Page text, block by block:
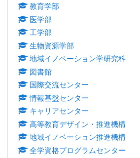
教育学部
医学部
工学部
生物資源学部
地域イノベーション学研究科
図書館
国際交流センター
情報基盤センター
キャリアセンター
高等教育デザイン・推進機構
地域イノベーション推進機構
全学資格プログラムセンター